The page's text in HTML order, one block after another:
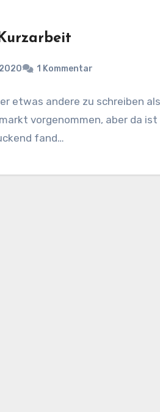
1 Kommentar
etwas andere zu schreiben
vorgenommen, aber da
fand…